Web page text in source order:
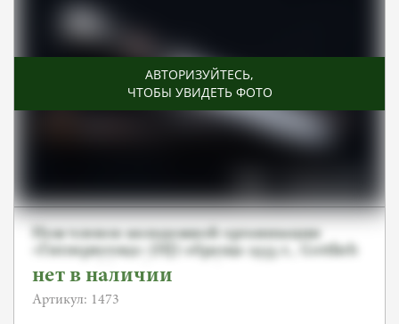
АВТОРИЗУЙТЕСЬ,
ЧТОБЫ УВИДЕТЬ ФОТО
Нож членов молодежной организации
«Гитлерюгенд» (HJ) образца 1933 г., Gottlieb
нет в наличии
Артикул: 1473